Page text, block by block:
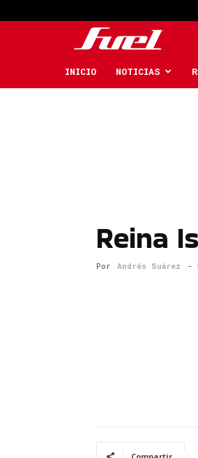
INICIO NOTICIAS
Reina
Por Andrés Suárez -